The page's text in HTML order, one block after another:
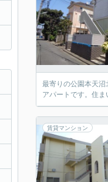
最寄りの公園本天
アパートです。住
賃貸マンション